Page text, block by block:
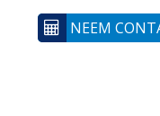
NEEM